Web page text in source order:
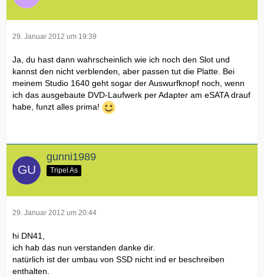
29. Januar 2012 um 19:39
Ja, du hast dann wahrscheinlich wie ich noch den Slot und
kannst den nicht verblenden, aber passen tut die Platte. Bei
meinem Studio 1640 geht sogar der Auswurfknopf noch, wenn
ich das ausgebaute DVD-Laufwerk per Adapter am eSATA drauf
habe, funzt alles prima!
gunni1989
Tripel As
29. Januar 2012 um 20:44
hi DN41,
ich hab das nun verstanden danke dir.
natürlich ist der umbau von SSD nicht ind er beschreiben
enthalten.